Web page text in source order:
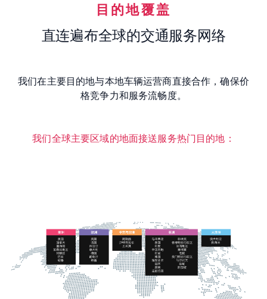
目的地覆盖
直连遍布全球的交通服务网络
我们在主要目的地与本地车辆运营商直接合作，确保价
格竞争力和服务流畅度。
我们全球主要区域的地面接送服务热门目的地：